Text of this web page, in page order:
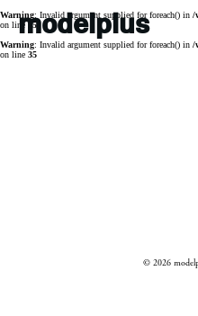
Warning: Invalid argument supplied for foreach() in /
on line 25
Warning: Invalid argument supplied for foreach() in /
on line 35
modelplus
© 2026